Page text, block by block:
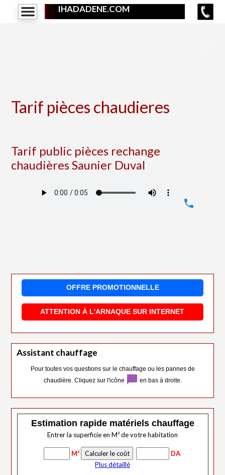
IHADADENE.COM
Tarif pièces chaudieres
Tarif public pièces rechange
chaudières Saunier Duval
OFFRE PROMOTIONNELLE
ATTENTION À L'ARNAQUE SUR INTERNET
Assistant chauffage
Pour toutes vos questions sur le chauffage ou les pannes de
chaudière. Cliquez sur l'icône
chat_bubble en bas à droite.
Estimation rapide matériels chauffage
Entrer la superficie en M² de votre habitation
M²
DA
Plus détaillé